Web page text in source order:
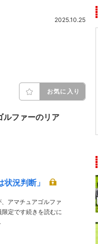
2025.10.25
お気に入り
ルファーのリア
況判断」
アマチュアゴルファ
……